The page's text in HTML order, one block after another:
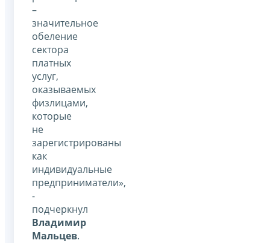
–
значительное
обеление
сектора
платных
услуг,
оказываемых
физлицами,
которые
не
зарегистрированы
как
индивидуальные
предприниматели»,
-
подчеркнул
Владимир
Мальцев.